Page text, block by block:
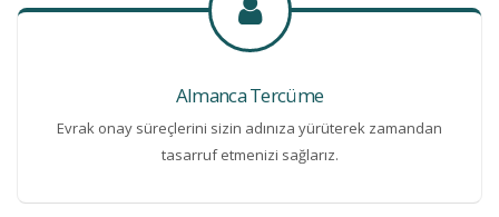
Almanca Tercüme
Evrak onay süreçlerini sizin adınıza yürüterek zamandan
tasarruf etmenizi sağlarız.